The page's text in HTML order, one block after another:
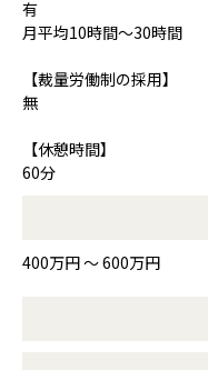
有
月平均10時間～30時間
【裁量労働制の採用】
無
【休憩時間】
60分
400万円 〜 600万円